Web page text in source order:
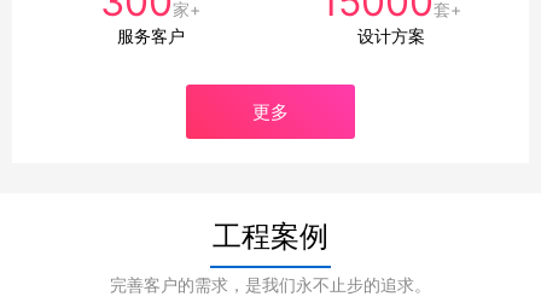
家+
服务客户
套+
设计方案
更多
工程案例
完善客户的需求，是我们永不止步的追求。